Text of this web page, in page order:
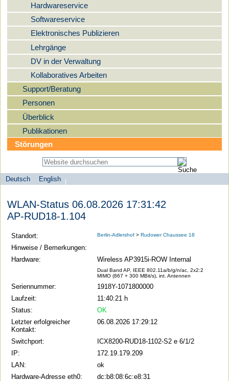
Hardwareservice
Softwareservice
Elektronisches Publizieren
Lehrgänge
DV in der Verwaltung
Kollaboratives Arbeiten
Support/Beratung
Personen
Überblick
Publikationen
Störungen
Sprachauswahl
Deutsch
English
search-menu
Universität
zu
Berlin
Computer-
Medienservice
WLAN-Status 06.08.2026 17:31:42
AP-RUD18-1.104
Standort: Berlin-Adlershof >Rudower Chaussee 18
Hinweise / Bemerkungen:
Hardware:
Wireless AP3915i-ROW Internal
Dual Band AP, IEEE 802.11a/b/g/n/ac, 2x2:2
MIMO (867 + 300 MBit/s), int. Antennen
Seriennummer:
1918Y-1071800000
Laufzeit:
11:40:21 h
Status:
OK
Letzter erfolgreicher
Kontakt:
06.08.2026 17:29:12
Switchport:
ICX8200-RUD18-1102-S2 e 6/1/2
IP:
172.19.179.209
LAN:
ok
Hardware-Adresse eth0:
dc:b8:08:6c:e8:31